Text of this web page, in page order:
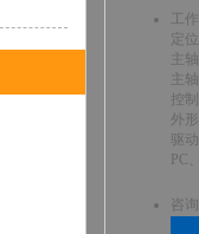
工
定
主
主
控
外
驱
PC
咨